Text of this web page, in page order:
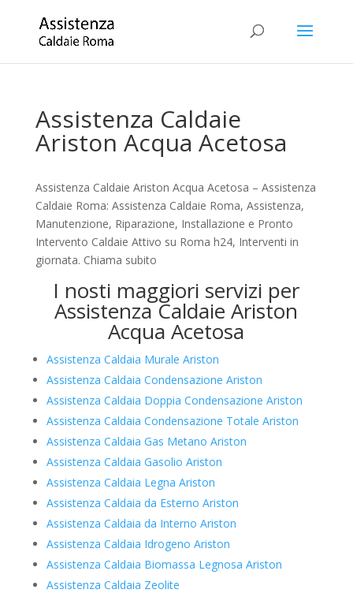
Assistenza Caldaie
Ariston Acqua Acetosa
Assistenza Caldaie Ariston Acqua Acetosa – Assistenza
Caldaie Roma: Assistenza Caldaie Roma, Assistenza,
Manutenzione, Riparazione, Installazione e Pronto
Intervento Caldaie Attivo su Roma h24, Interventi in
giornata. Chiama subito
I nosti maggiori servizi per
Assistenza Caldaie Ariston
Acqua Acetosa
Assistenza Caldaia Murale Ariston
Assistenza Caldaia Condensazione Ariston
Assistenza Caldaia Doppia Condensazione Ariston
Assistenza Caldaia Condensazione Totale Ariston
Assistenza Caldaia Gas Metano Ariston
Assistenza Caldaia Gasolio Ariston
Assistenza Caldaia Legna Ariston
Assistenza Caldaia da Esterno Ariston
Assistenza Caldaia da Interno Ariston
Assistenza Caldaia Idrogeno Ariston
Assistenza Caldaia Biomassa Legnosa Ariston
Assistenza Caldaia Zeolite